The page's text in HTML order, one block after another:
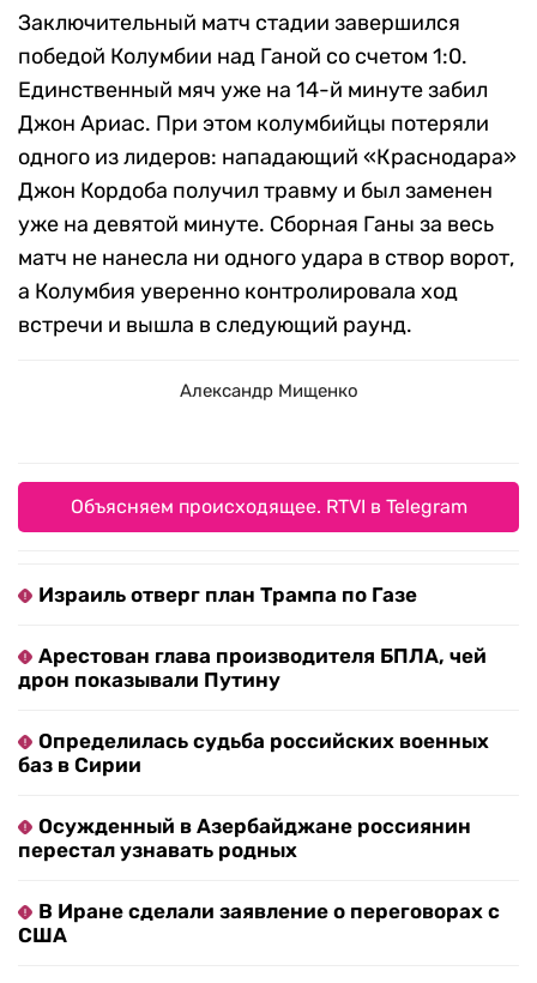
Заключительный матч стадии завершился
победой Колумбии над Ганой со счетом 1:0.
Единственный мяч уже на 14-й минуте забил
Джон Ариас. При этом колумбийцы потеряли
одного из лидеров: нападающий «Краснодара»
Джон Кордоба получил травму и был заменен
уже на девятой минуте. Сборная Ганы за весь
матч не нанесла ни одного удара в створ ворот,
а Колумбия уверенно контролировала ход
встречи и вышла в следующий раунд.
Александр Мищенко
Объясняем происходящее. RTVI в Telegram
Израиль отверг план Трампа по Газе
Арестован глава производителя БПЛА, чей
дрон показывали Путину
Определилась судьба российских военных
баз в Сирии
Осужденный в Азербайджане россиянин
перестал узнавать родных
В Иране сделали заявление о переговорах с
США